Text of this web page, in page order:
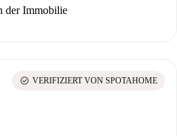
der Immobilie
check_circle VERIFIZIERT VON SPOTAHOME